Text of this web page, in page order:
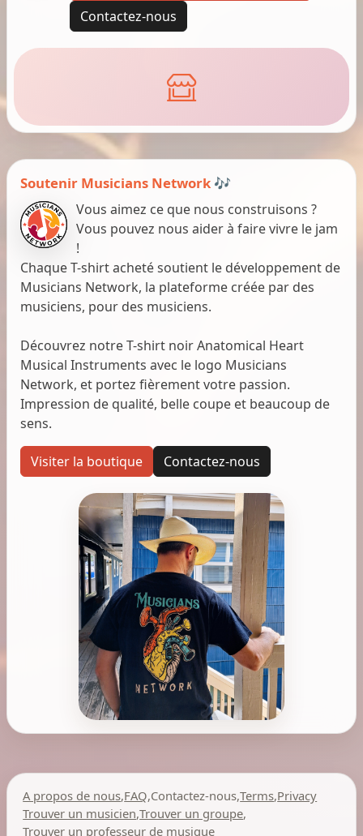
Contactez-nous
Soutenir Musicians Network 🎶
Vous aimez ce que nous construisons ?
Vous pouvez nous aider à faire vivre le jam
!
Chaque T-shirt acheté soutient le développement de
Musicians Network, la plateforme créée par des
musiciens, pour des musiciens.
Découvrez notre T-shirt noir Anatomical Heart
Musical Instruments avec le logo Musicians
Network, et portez fièrement votre passion.
Impression de qualité, belle coupe et beaucoup de
sens.
Visiter la boutique Contactez-nous
A propos de nous,FAQ,Contactez-nous,Terms,Privacy
Trouver un musicien,Trouver un groupe,
Trouver un professeur de musique